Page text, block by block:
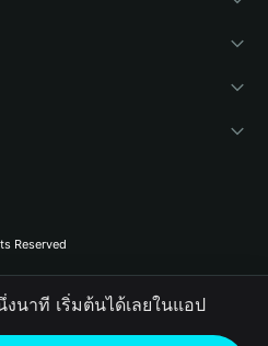
Reserved
นาที เริ่มต้นได้เลยในแอป